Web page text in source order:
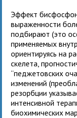
Эффект
выраженности
подбирают (это
применяемых
ориентируясь на
скелета,
“педжетовских
изменений
резорбции
интенсивной
биохимических